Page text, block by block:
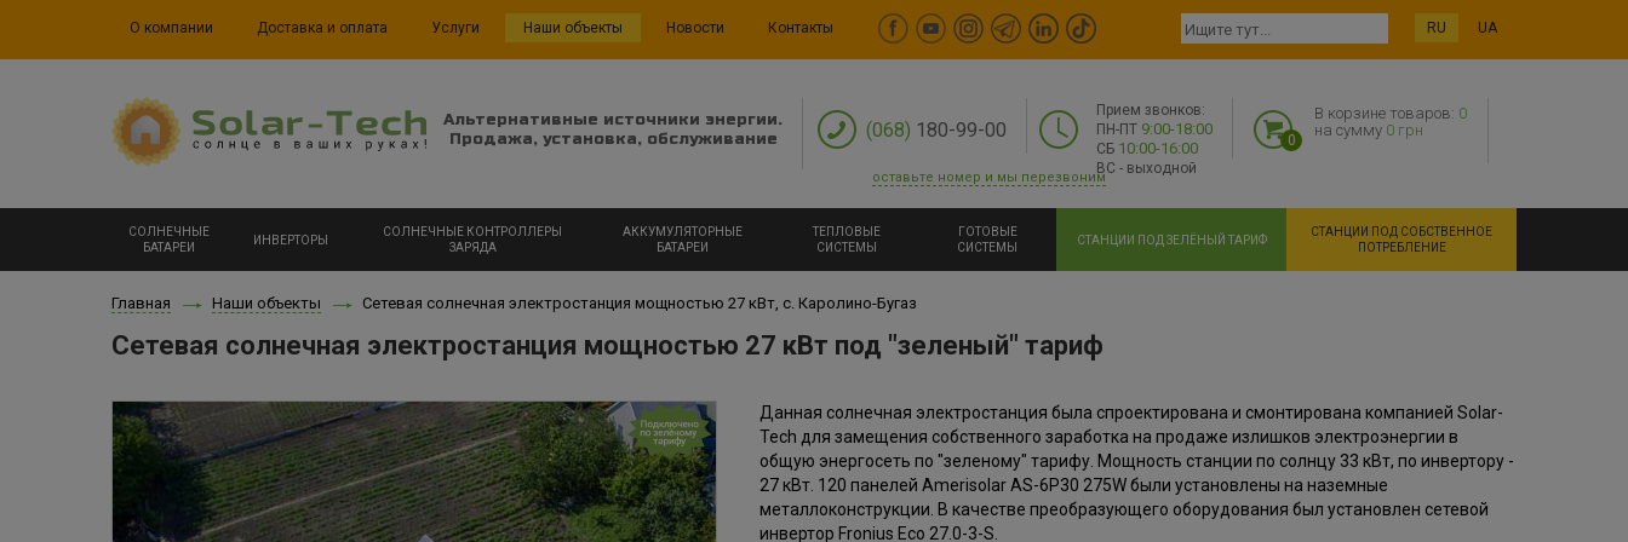
О компании Доставка и оплата Услуги Наши объекты Новости Контакты RU UA
Альтернативные источники энергии.
Продажа, установка, обслуживание
(068) 180-99-00
Прием звонков:
ПН-ПТ 9:00-18:00
СБ 10:00-16:00
ВС - выходной
0
В корзине товаров: 0
на сумму 0 грн
оставьте номер и мы перезвоним
СОЛНЕЧНЫЕ
БАТАРЕИ
ИНВЕРТОРЫ
СОЛНЕЧНЫЕ КОНТРОЛЛЕРЫ
ЗАРЯДА
АККУМУЛЯТОРНЫЕ
БАТАРЕИ
ТЕПЛОВЫЕ
СИСТЕМЫ
ГОТОВЫЕ
СИСТЕМЫ
СТАНЦИИ ПОД ЗЕЛЁНЫЙ ТАРИФ
СТАНЦИИ ПОД СОБСТВЕННОЕ
ПОТРЕБЛЕНИЕ
Главная Наши объекты Сетевая солнечная электростанция мощностью 27 кВт, с. Каролино-Бугаз
Сетевая солнечная электростанция мощностью 27 кВт под "зеленый" тариф
Данная солнечная электростанция была спроектирована и смонтирована компанией Solar-
Tech для замещения собственного заработка на продаже излишков электроэнергии в
общую энергосеть по "зеленому" тарифу. Мощность станции по солнцу 33 кВт, по инвертору -
27 кВт. 120 панелей Amerisolar AS-6P30 275W были установлены на наземные
металлоконструкции. В качестве преобразующего оборудования был установлен сетевой
инвертор Fronius Eco 27.0-3-S.